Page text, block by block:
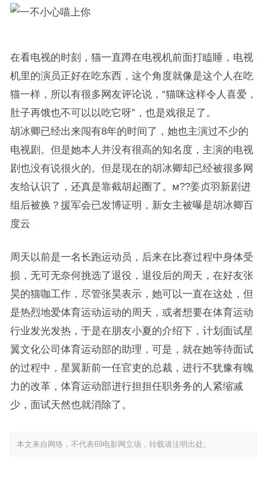
在看电视的时刻，猫一直蹲在电视机前面打瞌睡，电视
机里的演员正好在吃东西，这个角度就像是这个人在吃
猫一样，所以有很多网友评论说，“猫咪这样令人喜爱，
肚子再饿也不可以以吃它呀”，也是戏很足了。
胡冰卿已经出来闯有8年的时间了，她也主演过不少的
电视剧。但是她本人并没有很高的知名度，主演的电视
剧也没有说很火的。但是现在的胡冰卿却已经被很多网
友给认识了，还真是靠截胡起圈了。м??姜贞羽新剧进
组后被换？援军会已发博证明，新女主被曝是胡冰卿百
度云
周天以前是一名长跑运动员，后来在比赛过程中身体受
损，无可无奈何挑选了退役，退役后的周天，在好友张
昊的猫咖工作，尽管张昊表示，她可以一直在这处，但
是热烈地爱体育运动运动的周天，或者想要在体育运动
行业发光发热，于是在朋友小夏的介绍下，计划面试星
翼文化公司体育运动部的助理，可是，就在她等待面试
的过程中，星翼新前一任官吏的总裁，进行不犹豫有魄
力的改革，体育运动部进行担担任职务务的人紧缩减
少，面试天然也就消除了。
本文来自网络，不代表69电影网立场，转载请注明出处。